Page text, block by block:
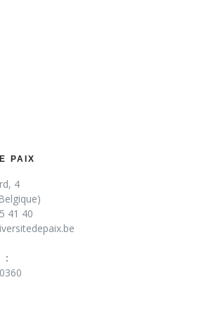
PAIX
4
41 40
: